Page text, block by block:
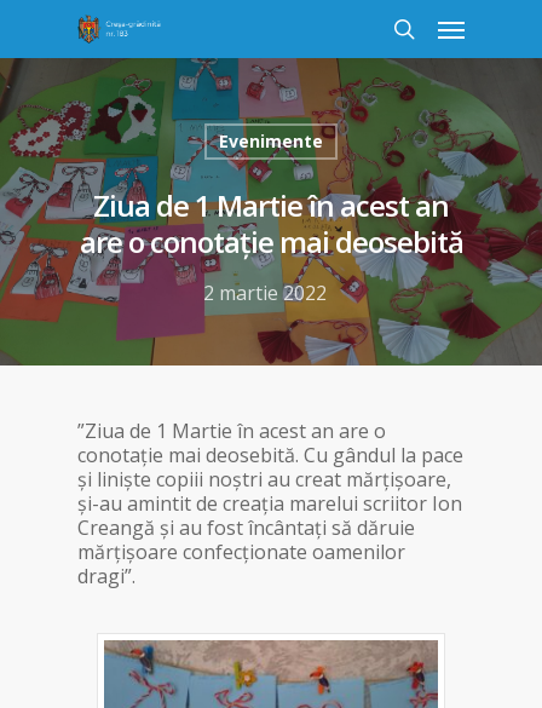
Evenimente
Ziua de 1 Martie în acest an
are o conotație mai deosebită
2 martie 2022
”Ziua de 1 Martie în acest an are o
conotație mai deosebită. Cu gândul la pace
și liniște copiii noștri au creat mărțișoare,
și-au amintit de creația marelui scriitor Ion
Creangă și au fost încântați să dăruie
mărțișoare confecționate oamenilor
dragi”.